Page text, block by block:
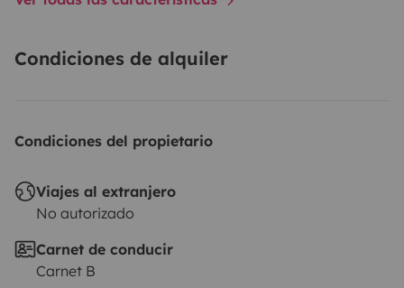
Condiciones de alquiler
Condiciones del propietario
Viajes al extranjero
No autorizado
Carnet de conducir
Carnet B